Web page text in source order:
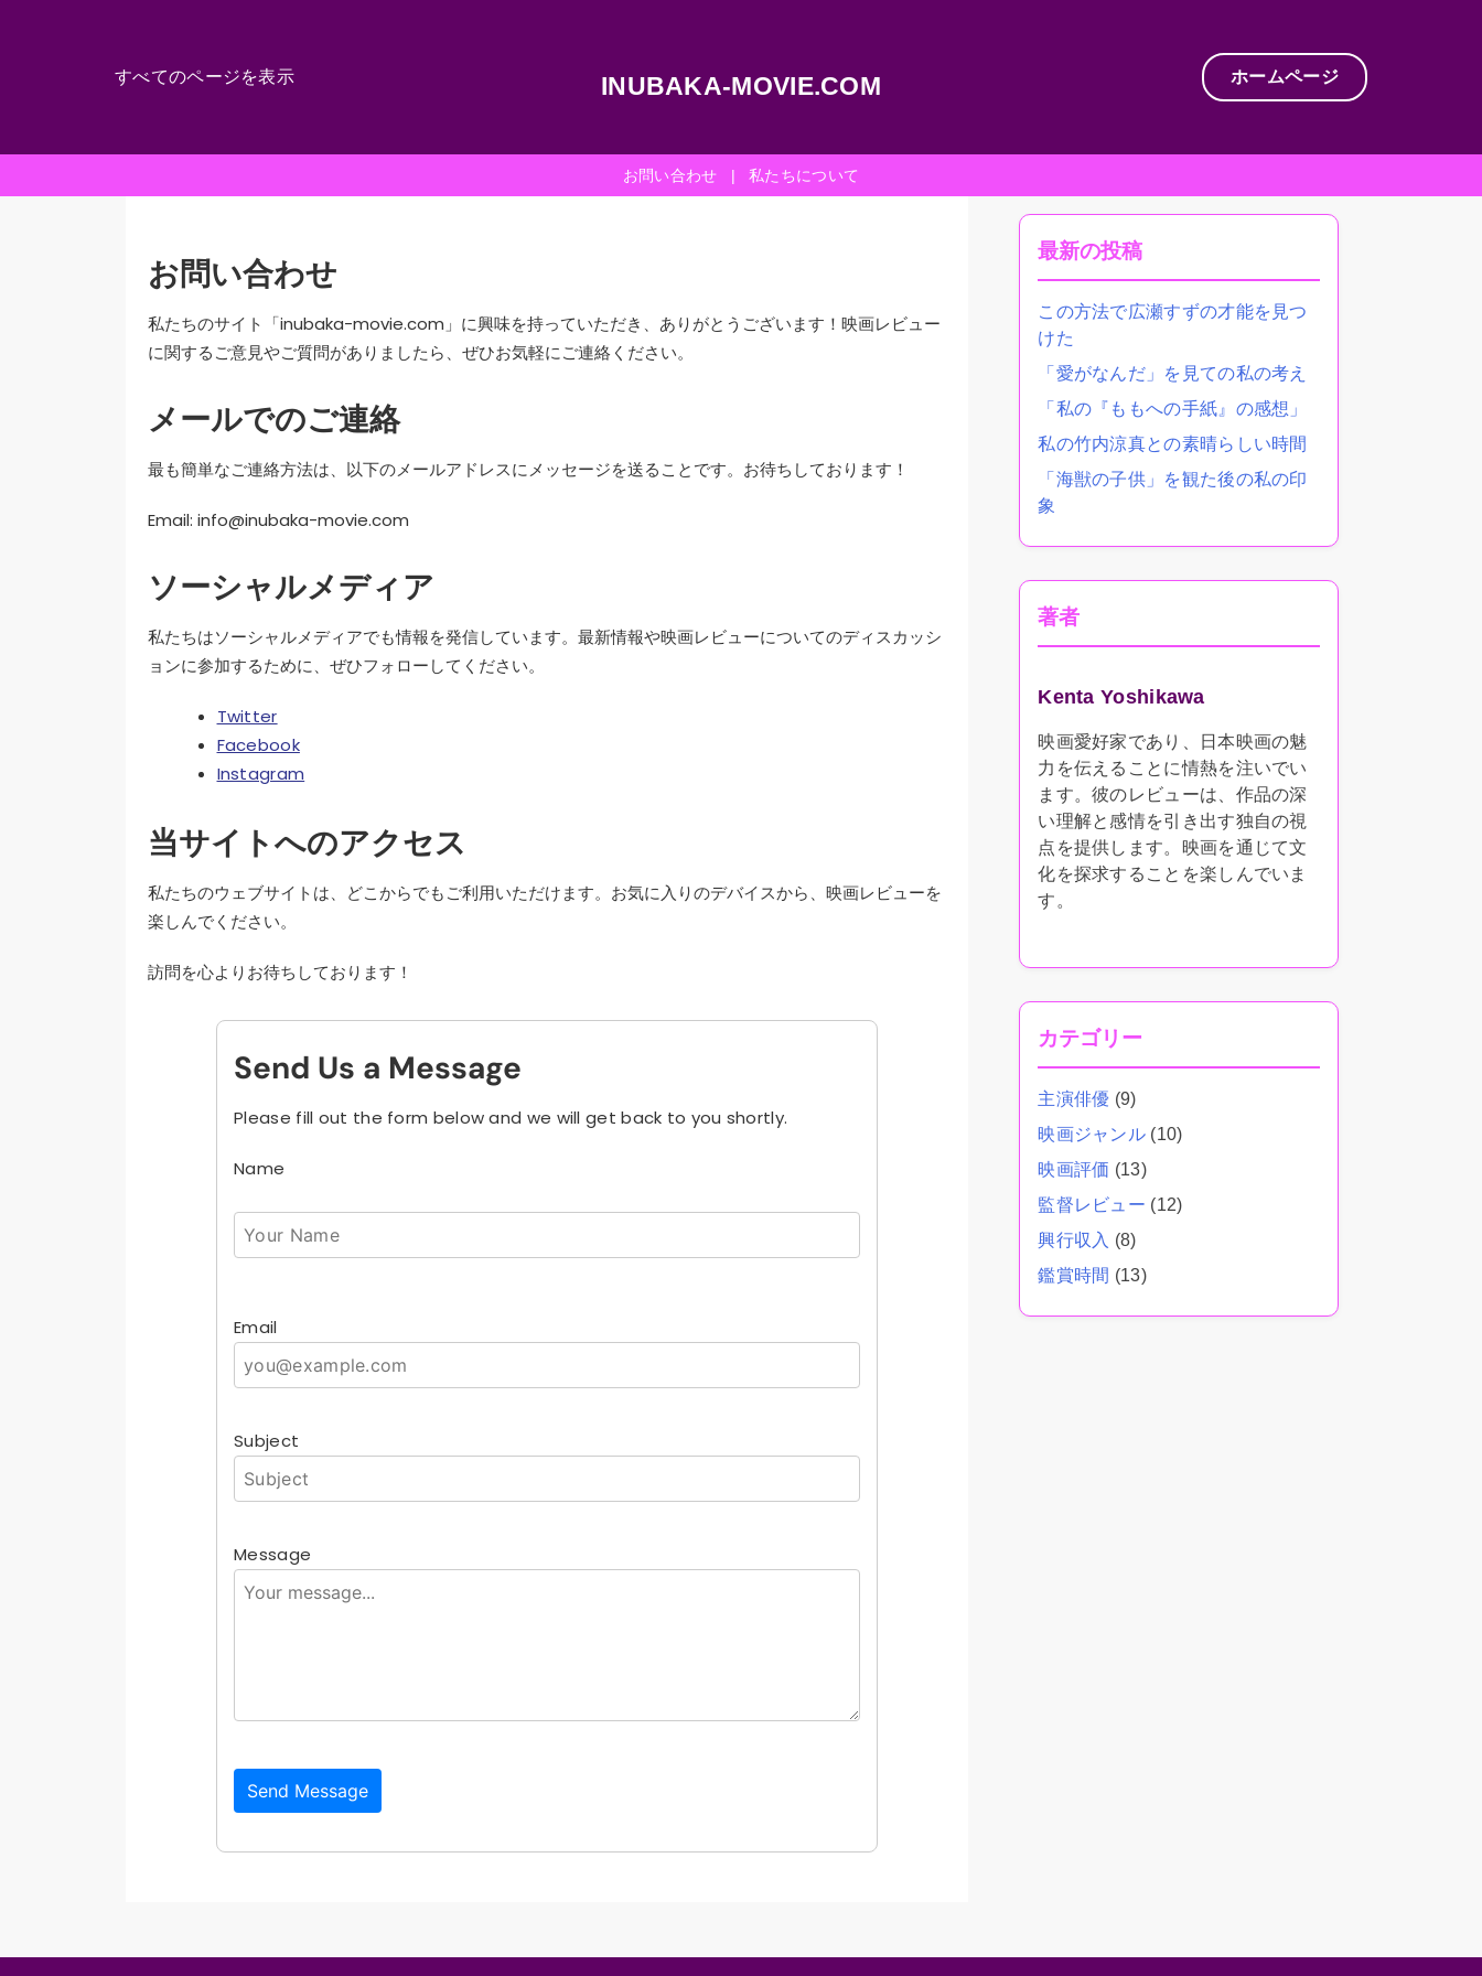
すべてのページを表示 INUBAKA-MOVIE.COM ホームページ
お問い合わせ | 私たちについて
お問い合わせ
私たちのサイト「inubaka-movie.com」に興味を持っていただき、ありがとうございます！映画レビュー
に関するご意見やご質問がありましたら、ぜひお気軽にご連絡ください。
メールでのご連絡
最も簡単なご連絡方法は、以下のメールアドレスにメッセージを送ることです。お待ちしております！
Email: info@inubaka-movie.com
ソーシャルメディア
私たちはソーシャルメディアでも情報を発信しています。最新情報や映画レビューについてのディスカッシ
ョンに参加するために、ぜひフォローしてください。
Twitter
Facebook
Instagram
当サイトへのアクセス
私たちのウェブサイトは、どこからでもご利用いただけます。お気に入りのデバイスから、映画レビューを
楽しんでください。
訪問を心よりお待ちしております！
Send Us a Message
Please fill out the form below and we will get back to you shortly.
Name
Email
Subject
Message
Send Message
最新の投稿
この方法で広瀬すずの才能を見つ
けた
「愛がなんだ」を見ての私の考え
「私の『ももへの手紙』の感想」
私の竹内涼真との素晴らしい時間
「海獣の子供」を観た後の私の印
象
著者
Kenta Yoshikawa
映画愛好家であり、日本映画の魅
力を伝えることに情熱を注いでい
ます。彼のレビューは、作品の深
い理解と感情を引き出す独自の視
点を提供します。映画を通じて文
化を探求することを楽しんでいま
す。
カテゴリー
主演俳優 (9)
映画ジャンル (10)
映画評価 (13)
監督レビュー (12)
興行収入 (8)
鑑賞時間 (13)